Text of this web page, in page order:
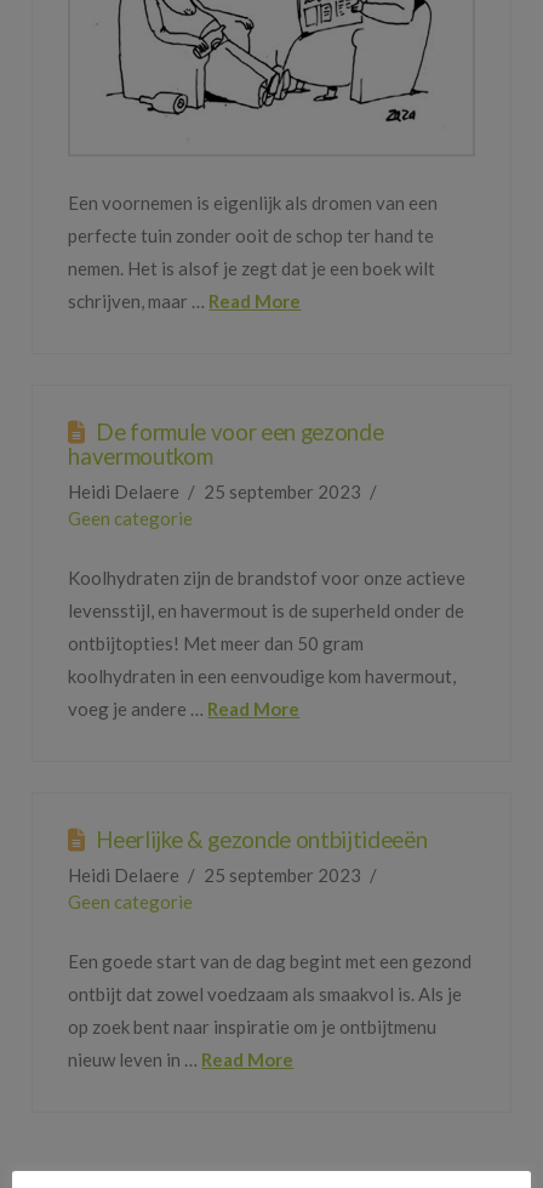
Een voornemen is eigenlijk als dromen van een
perfecte tuin zonder ooit de schop ter hand te
nemen. Het is alsof je zegt dat je een boek wilt
schrijven, maar … Read More
De formule voor een gezonde
havermoutkom
Heidi Delaere
25 september 2023
Geen categorie
Koolhydraten zijn de brandstof voor onze actieve
levensstijl, en havermout is de superheld onder de
ontbijtopties! Met meer dan 50 gram
koolhydraten in een eenvoudige kom havermout,
voeg je andere … Read More
Heerlijke & gezonde ontbijtideeën
Heidi Delaere
25 september 2023
Geen categorie
Een goede start van de dag begint met een gezond
ontbijt dat zowel voedzaam als smaakvol is. Als je
op zoek bent naar inspiratie om je ontbijtmenu
nieuw leven in … Read More